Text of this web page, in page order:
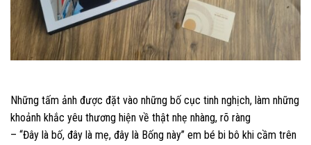
Những tấm ảnh được đặt vào những bố cục tinh nghịch, làm những
khoảnh khắc yêu thương hiện về thật nhẹ nhàng, rõ ràng
– “Đây là bố, đây là mẹ, đây là Bống này” em bé bi bô khi cầm trên